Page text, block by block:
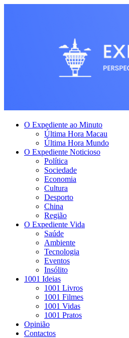
O Expediente ao Minuto
Última Hora Macau
Última Hora Mundo
O Expediente Noticioso
Política
Sociedade
Economia
Cultura
Desporto
China
Região
O Expediente Vida
Saúde
Ambiente
Tecnologia
Eventos
Insólito
1001 Ideias
1001 Livros
1001 Filmes
1001 Vidas
1001 Pratos
Opinião
Contactos